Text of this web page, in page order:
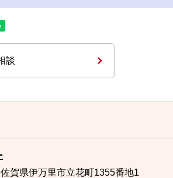
談
賀県伊万里市立花町1355番地1